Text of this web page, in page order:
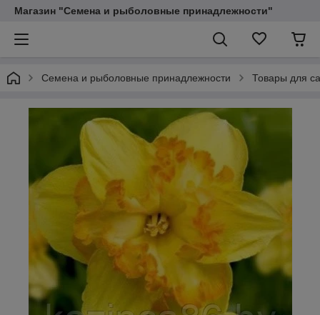
Магазин "Семена и рыболовные принадлежности"
Семена и рыболовные принадлежности Товары для